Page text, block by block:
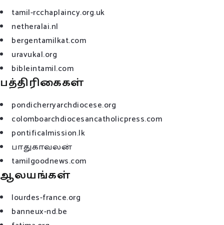
tamil-rcchaplaincy.org.uk
netheralai.nl
bergentamilkat.com
uravukal.org
bibleintamil.com
பத்திரிகைகள்
pondicherryarchdiocese.org
colomboarchdiocesancatholicpress.com
pontificalmission.lk
பாதுகாவலன்
tamilgoodnews.com
ஆலயங்கள்
lourdes-france.org
banneux-nd.be